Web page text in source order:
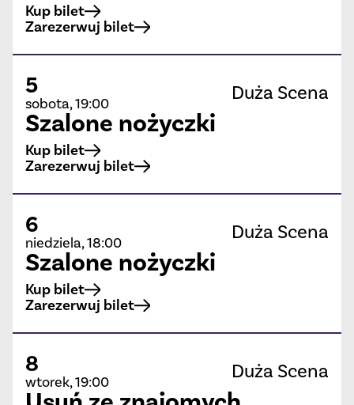
Kup bilet
Zarezerwuj bilet
5
sobota, 19:00
Szalone nożyczki
Duża Scena
Kup bilet
Zarezerwuj bilet
6
niedziela, 18:00
Szalone nożyczki
Duża Scena
Kup bilet
Zarezerwuj bilet
8
wtorek, 19:00 Duża Scena